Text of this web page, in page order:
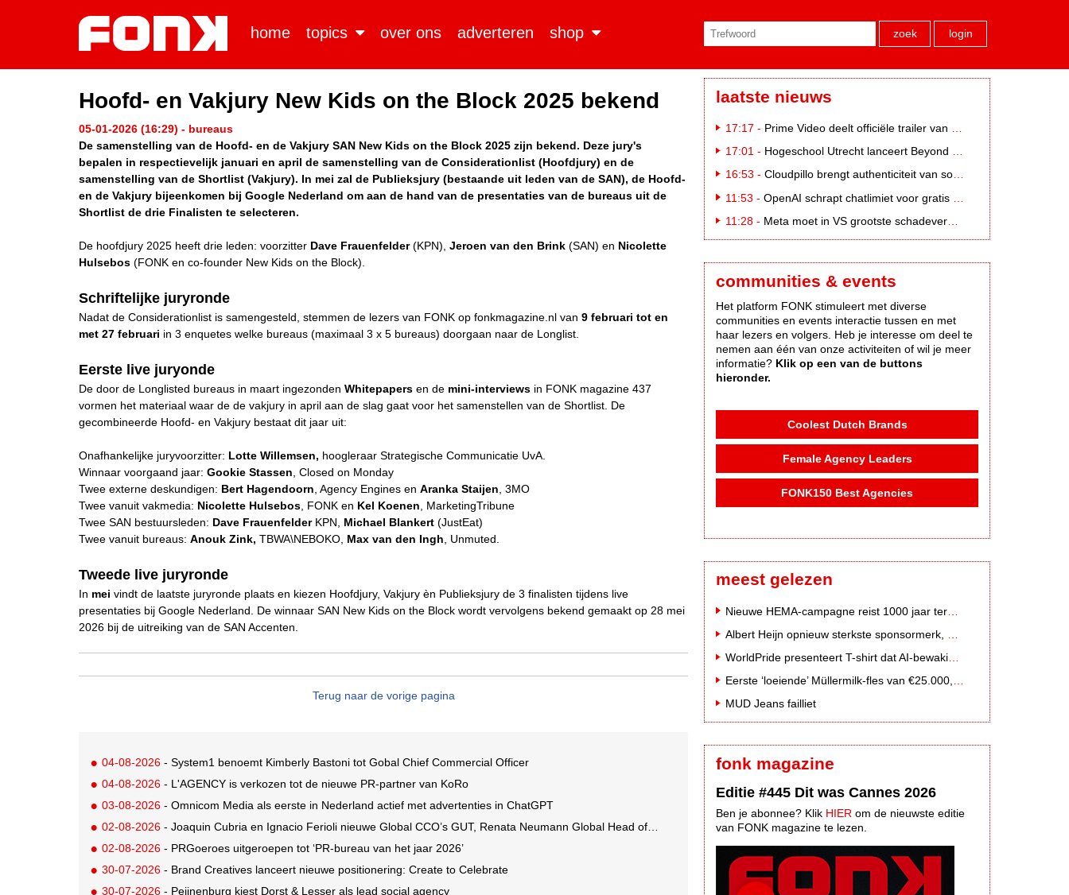
home topics over ons adverteren shop zoek login
Hoofd- en Vakjury New Kids on the Block 2025 bekend
05-01-2026 (16:29) - bureaus
De samenstelling van de Hoofd- en de Vakjury SAN New Kids on the Block 2025 zijn bekend. Deze jury's
bepalen in respectievelijk januari en april de samenstelling van de Considerationlist (Hoofdjury) en de
samenstelling van de Shortlist (Vakjury). In mei zal de Publieksjury (bestaande uit leden van de SAN), de Hoofd-
en de Vakjury bijeenkomen bij Google Nederland om aan de hand van de presentaties van de bureaus uit de
Shortlist de drie Finalisten te selecteren.
De hoofdjury 2025 heeft drie leden: voorzitter Dave Frauenfelder(KPN), Jeroen van den Brink (SAN) en Nicolette
Hulsebos (FONK en co-founder New Kids on the Block).
Schriftelijke juryronde
Nadat de Considerationlist is samengesteld, stemmen de lezers van FONK op fonkmagazine.nl van 9 februari tot en
met 27 februari in 3 enquetes welke bureaus (maximaal 3 x 5 bureaus) doorgaan naar de Longlist.
Eerste live juryonde
De door de Longlisted bureaus in maart ingezonden Whitepapers en de mini-interviews in FONK magazine 437
vormen het materiaal waar de de vakjury in april aan de slag gaat voor het samenstellen van de Shortlist. De
gecombineerde Hoofd- en Vakjury bestaat dit jaar uit:
Onafhankelijke juryvoorzitter: Lotte Willemsen, hoogleraar Strategische Communicatie UvA.
Winnaar voorgaand jaar: Gookie Stassen , Closed on Monday
Twee externe deskundigen: Bert Hagendoorn , Agency Engines en Aranka Staijen , 3MO
Twee vanuit vakmedia: Nicolette Hulsebos , FONK en Kel Koenen , MarketingTribune
Twee SAN bestuursleden: Dave FrauenfelderKPN, Michael Blankert (JustEat)
Twee vanuit bureaus: Anouk Zink, TBWA\NEBOKO, Max van den Ingh , Unmuted.
Tweede live juryronde
In mei vindt de laatste juryronde plaats en kiezen Hoofdjury, Vakjury èn Publieksjury de 3 finalisten tijdens live
presentaties bij Google Nederland. De winnaar SAN New Kids on the Block wordt vervolgens bekend gemaakt op 28 mei
2026 bij de uitreiking van de SAN Accenten.
Terug naar de vorige pagina
04-08-2026 - System1 benoemt Kimberly Bastoni tot Gobal Chief Commercial Officer
04-08-2026 - L'AGENCY is verkozen tot de nieuwe PR-partner van KoRo
03-08-2026 - Omnicom Media als eerste in Nederland actief met advertenties in ChatGPT
02-08-2026 - Joaquin Cubria en Ignacio Ferioli nieuwe Global CCO’s GUT, Renata Neumann Global Head of Production
02-08-2026 - PRGoeroes uitgeroepen tot ‘PR-bureau van het jaar 2026’
30-07-2026 - Brand Creatives lanceert nieuwe positionering: Create to Celebrate
30-07-2026 - Peijnenburg kiest Dorst & Lesser als lead social agency
laatste nieuws
17:17 - Prime Video deelt officiële trailer van L*VE KLEINE
17:01 - Hogeschool Utrecht lanceert Beyond Campus binnen International Creative Business
16:53 - Cloudpillo brengt authenticiteit van social naar tv
11:53 - OpenAI schrapt chatlimiet voor gratis ChatGPT-gebruikers
11:28 - Meta moet in VS grootste schadevergoeding ooit betalen: 567 miljoen dollar
communities & events
Het platform FONK stimuleert met diverse
communities en events interactie tussen en met
haar lezers en volgers. Heb je interesse om deel te
nemen aan één van onze activiteiten of wil je meer
informatie? Klik op een van de buttons
hieronder.
Coolest Dutch Brands
Female Agency Leaders
FONK150 Best Agencies
meest gelezen
MUD Jeans failliet
fonk magazine
Editie #445 Dit was Cannes 2026
Ben je abonnee? Klik HIER om de nieuwste editie
van FONK magazine te lezen.